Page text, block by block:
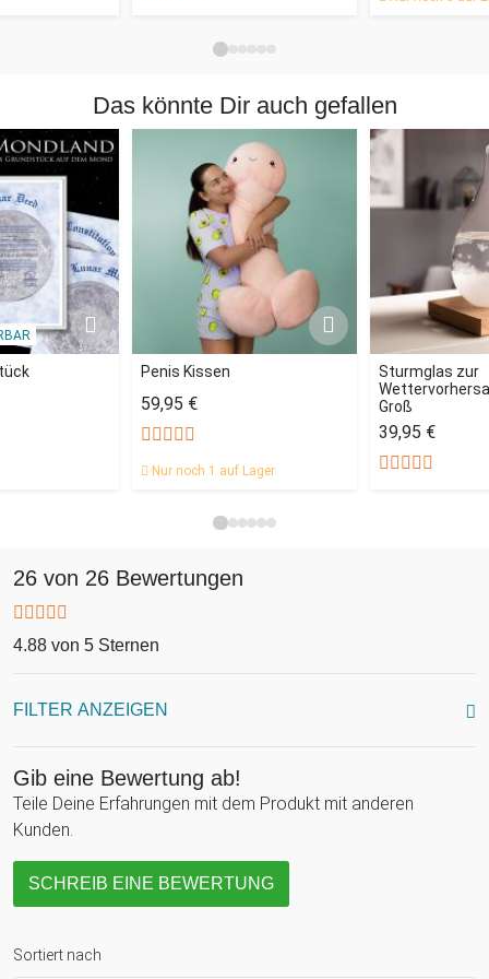
Das könnte Dir auch gefallen
Penis Kissen
59,95 €
Nur noch 1 auf Lager
Sturmglas zur
Groß
39,95 €
26 von 26 Bewertungen
4.88 von 5 Sternen
FILTER ANZEIGEN
Gib eine Bewertung ab!
Teile Deine Erfahrungen mit dem Produkt mit anderen
Kunden.
SCHREIB EINE BEWERTUNG
Sortiert nach